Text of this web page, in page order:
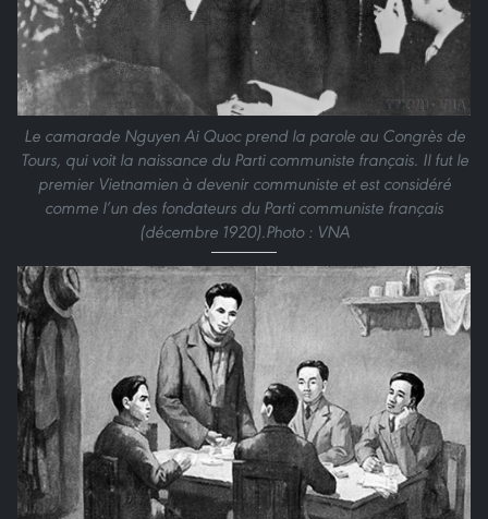
Le camarade Nguyen Ai Quoc prend la parole au Congrès de
Tours, qui voit la naissance du Parti communiste français. Il fut le
premier Vietnamien à devenir communiste et est considéré
comme l’un des fondateurs du Parti communiste français
(décembre 1920).Photo : VNA